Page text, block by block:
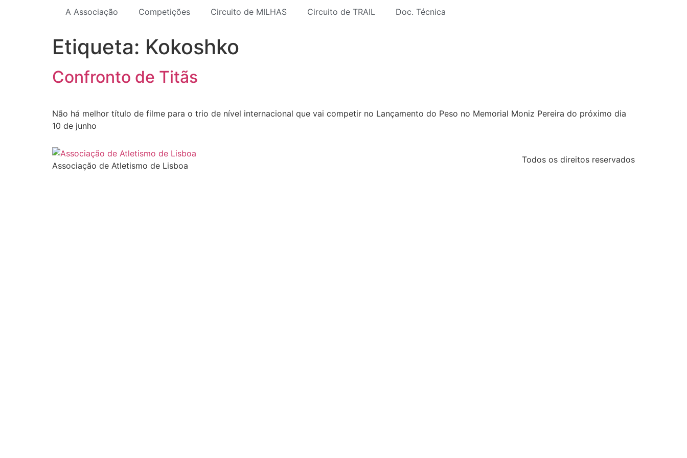
A Associação Competições Circuito de MILHAS Circuito de TRAIL Doc. Técnica
Etiqueta: Kokoshko
Confronto de Titãs
Não há melhor título de filme para o trio de nível internacional que vai competir no Lançamento do Peso no Memorial Moniz Pereira do próximo dia
10 de junho
Associação de Atletismo de Lisboa
Todos os direitos reservados